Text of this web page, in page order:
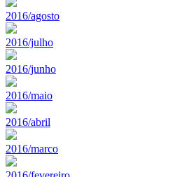
2016/agosto
2016/julho
2016/junho
2016/maio
2016/abril
2016/marco